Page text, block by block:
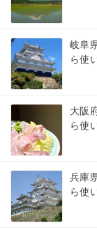
岐阜
ら使
大阪
ら使
兵庫
ら使